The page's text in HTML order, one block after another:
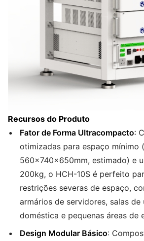
Recursos do Produto
Fator de Forma Ultracompacto:
otimizadas para espaço mínimo
560×740×650mm, estimado) e
200kg, o HCH-10S é perfeito
restrições severas de espaço,
armários de servidores, salas de
doméstica e pequenas áreas de
Design Modular Básico: